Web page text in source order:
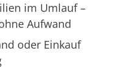
im Umlauf –
Aufwand
oder Einkauf